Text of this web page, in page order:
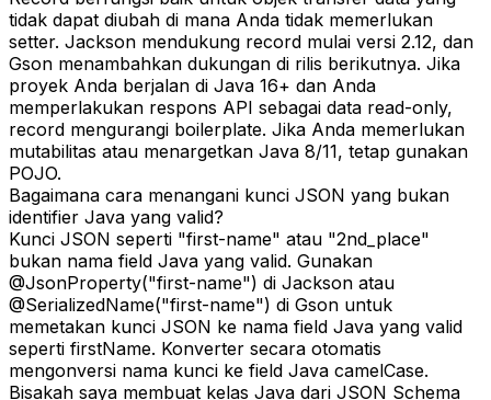
tidak dapat diubah di mana Anda tidak memerlukan
setter. Jackson mendukung record mulai versi 2.12, dan
Gson menambahkan dukungan di rilis berikutnya. Jika
proyek Anda berjalan di Java 16+ dan Anda
memperlakukan respons API sebagai data read-only,
record mengurangi boilerplate. Jika Anda memerlukan
mutabilitas atau menargetkan Java 8/11, tetap gunakan
POJO.
Bagaimana cara menangani kunci JSON yang bukan
identifier Java yang valid?
Kunci JSON seperti "first-name" atau "2nd_place"
bukan nama field Java yang valid. Gunakan
@JsonProperty("first-name") di Jackson atau
@SerializedName("first-name") di Gson untuk
memetakan kunci JSON ke nama field Java yang valid
seperti firstName. Konverter secara otomatis
mengonversi nama kunci ke field Java camelCase.
Bisakah saya membuat kelas Java dari JSON Schema